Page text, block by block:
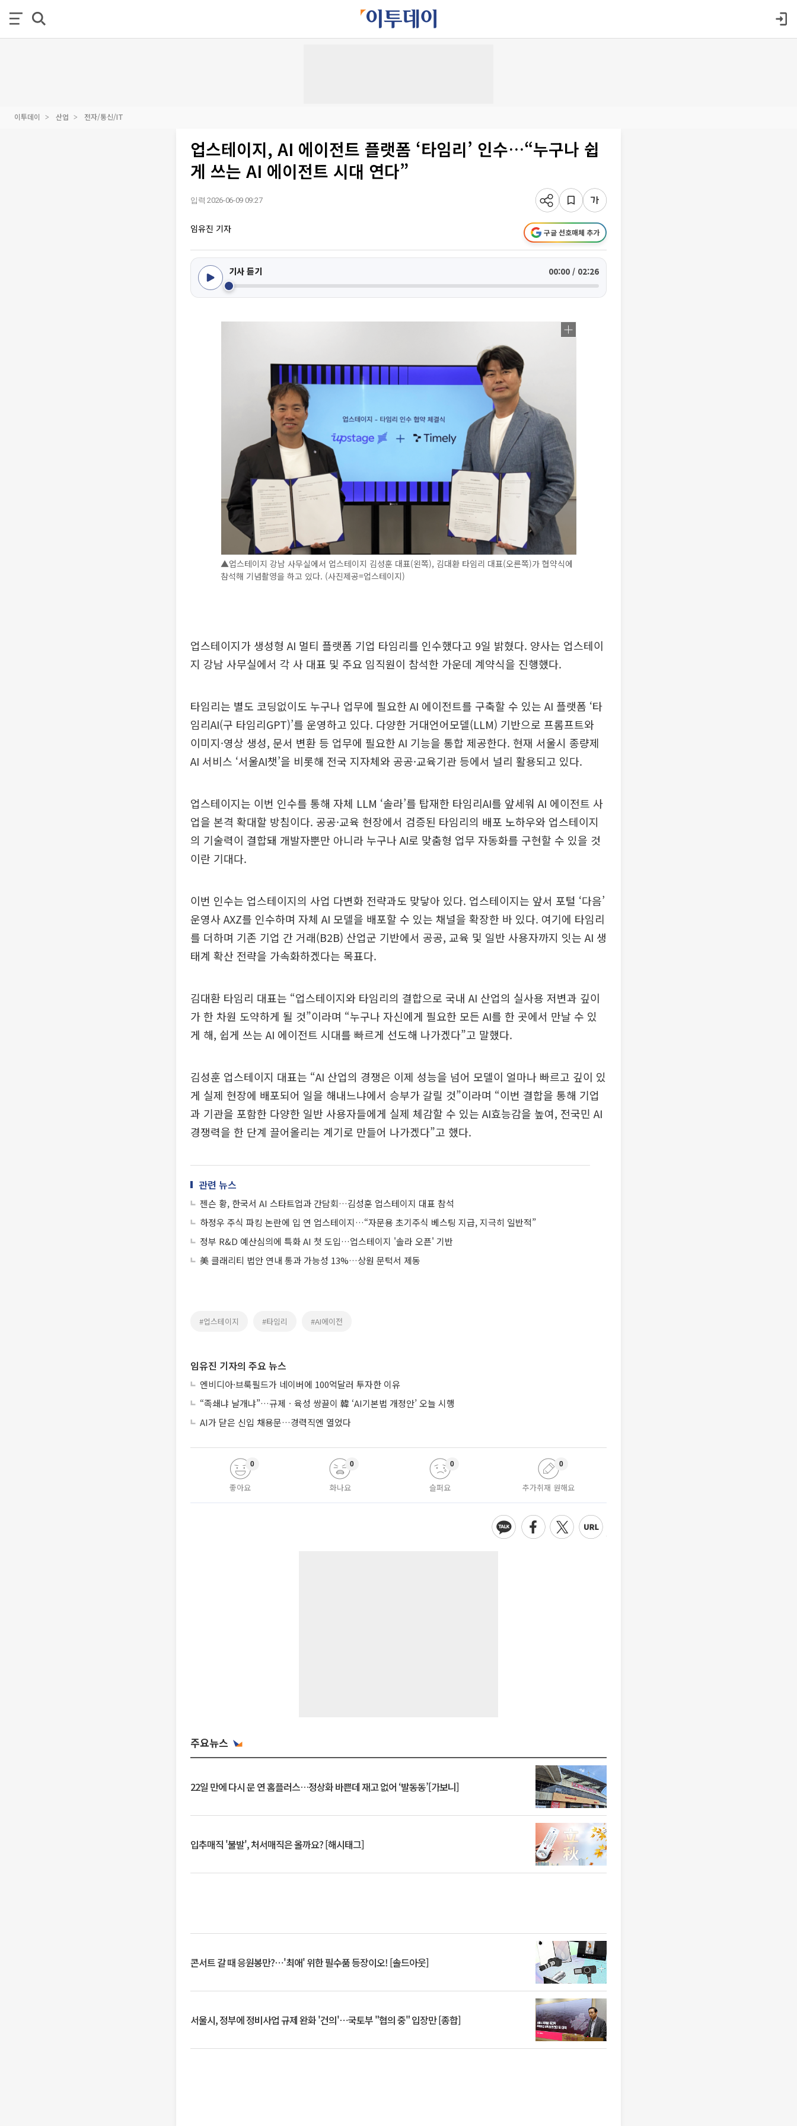
이투데이 산업 전자/통신/IT
업스테이지, AI 에이전트 플랫폼 ‘타임리’ 인수…“누구나 쉽
게 쓰는 AI 에이전트 시대 연다”
입력 2026-06-09 09:27
임유진 기자 구글 선호매체 추가
기사 듣기 00:00 / 02:26
▲업스테이지 강남 사무실에서 업스테이지 김성훈 대표(왼쪽), 김대환 타임리 대표(오른쪽)가 협약식에
참석해 기념촬영을 하고 있다. (사진제공=업스테이지)
업스테이지가 생성형 AI 멀티 플랫폼 기업 타임리를 인수했다고 9일 밝혔다. 양사는 업스테이
지 강남 사무실에서 각 사 대표 및 주요 임직원이 참석한 가운데 계약식을 진행했다.
타임리는 별도 코딩없이도 누구나 업무에 필요한 AI 에이전트를 구축할 수 있는 AI 플랫폼 ‘타
임리AI(구 타임리GPT)’를 운영하고 있다. 다양한 거대언어모델(LLM) 기반으로 프롬프트와
이미지·영상 생성, 문서 변환 등 업무에 필요한 AI 기능을 통합 제공한다. 현재 서울시 종량제
AI 서비스 ‘서울AI챗’을 비롯해 전국 지자체와 공공·교육기관 등에서 널리 활용되고 있다.
업스테이지는 이번 인수를 통해 자체 LLM ‘솔라’를 탑재한 타임리AI를 앞세워 AI 에이전트 사
업을 본격 확대할 방침이다. 공공·교육 현장에서 검증된 타임리의 배포 노하우와 업스테이지
의 기술력이 결합돼 개발자뿐만 아니라 누구나 AI로 맞춤형 업무 자동화를 구현할 수 있을 것
이란 기대다.
이번 인수는 업스테이지의 사업 다변화 전략과도 맞닿아 있다. 업스테이지는 앞서 포털 ‘다음’
운영사 AXZ를 인수하며 자체 AI 모델을 배포할 수 있는 채널을 확장한 바 있다. 여기에 타임리
를 더하며 기존 기업 간 거래(B2B) 산업군 기반에서 공공, 교육 및 일반 사용자까지 잇는 AI 생
태계 확산 전략을 가속화하겠다는 목표다.
김대환 타임리 대표는 “업스테이지와 타임리의 결합으로 국내 AI 산업의 실사용 저변과 깊이
가 한 차원 도약하게 될 것”이라며 “누구나 자신에게 필요한 모든 AI를 한 곳에서 만날 수 있
게 해, 쉽게 쓰는 AI 에이전트 시대를 빠르게 선도해 나가겠다”고 말했다.
김성훈 업스테이지 대표는 “AI 산업의 경쟁은 이제 성능을 넘어 모델이 얼마나 빠르고 깊이 있
게 실제 현장에 배포되어 일을 해내느냐에서 승부가 갈릴 것”이라며 “이번 결합을 통해 기업
과 기관을 포함한 다양한 일반 사용자들에게 실제 체감할 수 있는 AI효능감을 높여, 전국민 AI
경쟁력을 한 단계 끌어올리는 계기로 만들어 나가겠다”고 했다.
관련 뉴스
젠슨 황, 한국서 AI 스타트업과 간담회…김성훈 업스테이지 대표 참석
하정우 주식 파킹 논란에 입 연 업스테이지…“자문용 초기주식 베스팅 지급, 지극히 일반적”
정부 R&D 예산심의에 특화 AI 첫 도입…업스테이지 '솔라 오픈' 기반
美 클래리티 법안 연내 통과 가능성 13%…상원 문턱서 제동
#업스테이지 #타임리 #AI에이전
임유진 기자의 주요 뉴스
엔비디아·브룩필드가 네이버에 100억달러 투자한 이유
“족쇄냐 날개냐”…규제ㆍ육성 쌍끌이 韓 ‘AI기본법 개정안’ 오늘 시행
AI가 닫은 신입 채용문…경력직엔 열었다
좋아요
0
화나요
0
슬퍼요
0
추가취재 원해요
0
주요뉴스
22일 만에 다시 문 연 홈플러스…정상화 바쁜데 재고 없어 ‘발동동’[가보니]
입추매직 '불발', 처서매직은 올까요? [해시태그]
콘서트 갈 때 응원봉만?⋯'최애' 위한 필수품 등장이오! [솔드아웃]
서울시, 정부에 정비사업 규제 완화 '건의'⋯국토부 "협의 중" 입장만 [종합]